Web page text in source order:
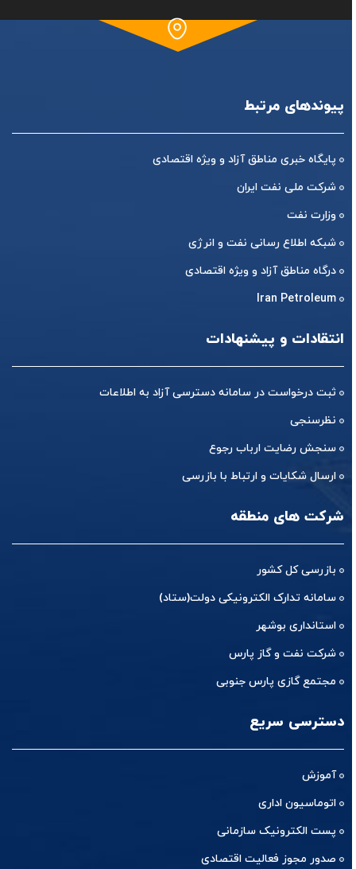
پیوندهای مرتبط
پایگاه خبری مناطق آزاد و ویژه اقتصادی
شرکت ملی نفت ایران
وزارت نفت
شبکه اطلاع رسانی نفت و انرژی
درگاه مناطق آزاد و ویژه اقتصادی
Iran Petroleum
انتقادات و پیشنهادات
ثبت درخواست در سامانه دسترسی آزاد به اطلاعات
نظرسنجی
سنجش رضایت ارباب رجوع
ارسال شکایات و ارتباط با بازرسی
شرکت های منطقه
بازرسی کل کشور
سامانه تدارک الکترونیکی دولت(ستاد)
استانداری بوشهر
شرکت نفت و گاز پارس
مجتمع گازی پارس جنوبی
دسترسی سریع
آموزش
اتوماسیون اداری
پست الکترونیک سازمانی
صدور مجوز فعالیت اقتصادی